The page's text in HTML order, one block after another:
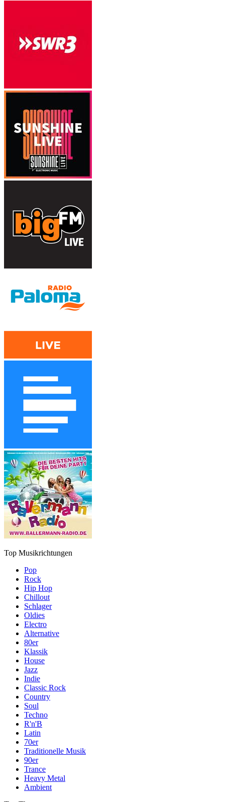
Top Musikrichtungen
Pop
Rock
Hip Hop
Chillout
Schlager
Oldies
Electro
Alternative
80er
Klassik
House
Jazz
Indie
Classic Rock
Country
Soul
Techno
R'n'B
Latin
70er
Traditionelle Musik
90er
Trance
Heavy Metal
Ambient